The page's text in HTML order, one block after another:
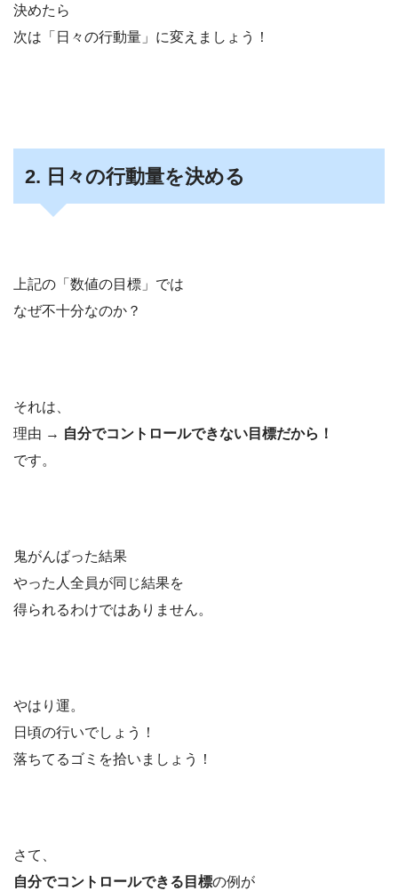
決めたら
次は「日々の行動量」に変えましょう！
2. 日々の行動量を決める
上記の「数値の目標」では
なぜ不十分なのか？
それは、
理由 → 自分でコントロールできない目標だから！
です。
鬼がんばった結果
やった人全員が同じ結果を
得られるわけではありません。
やはり運。
日頃の行いでしょう！
落ちてるゴミを拾いましょう！
さて、
自分でコントロールできる目標の例が